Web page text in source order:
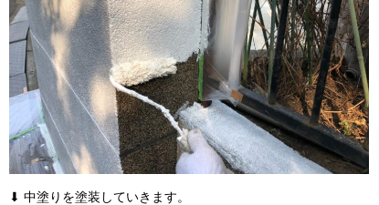
⬇ 中塗りを塗装していきます。